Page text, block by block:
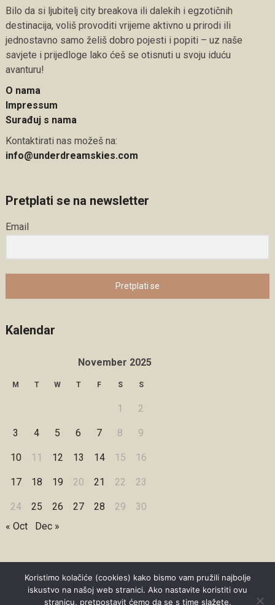
Bilo da si ljubitelj city breakova ili dalekih i egzotičnih
destinacija, voliš provoditi vrijeme aktivno u prirodi ili
jednostavno samo želiš dobro pojesti i popiti – uz naše
savjete i prijedloge lako ćeš se otisnuti u svoju iduću
avanturu!
O nama
Impressum
Surađuj s nama
Kontaktirati nas možeš na:
info@underdreamskies.com
Pretplati se na newsletter
Email
Pretplati se
Kalendar
November 2025
M T W T F S S
1 2
3 4 5 6 7 8 9
10 11 12 13 14 15 16
17 18 19 20 21 22 23
24 25 26 27 28 29
30
« Oct
Dec »
Copyright © 2026 Under Dreamskies
Koristimo kolačiće (cookies) kako bismo vam pružili najbolje
iskustvo na našoj web stranici. Ako nastavite koristiti ovu
stranicu, pretpostavit ćemo da se s time slažete.